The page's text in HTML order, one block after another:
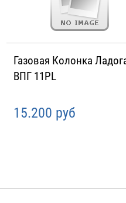
Газовая Колонка
ВПГ 11PL
15.200 руб